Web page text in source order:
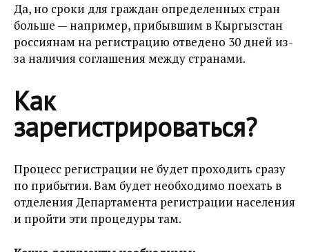
Да, но сроки для граждан определенных стран
больше — например, прибывшим в Кыргызстан
россиянам на регистрацию отведено 30 дней из-
за наличия соглашения между странами.
Как
зарегистрироваться?
Процесс регистрации не будет проходить сразу
по прибытии. Вам будет необходимо поехать в
отделения Департамента регистрации населения
и пройти эти процедуры там.